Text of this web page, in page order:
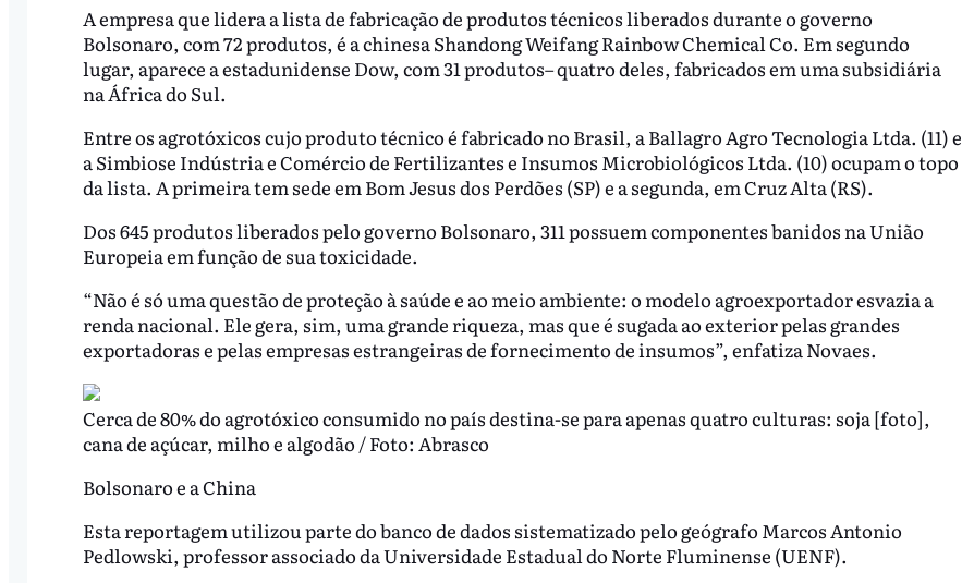
A empresa que lidera a lista de fabricação de produtos técnicos liberados durante o governo
Bolsonaro, com 72 produtos, é a chinesa Shandong Weifang Rainbow Chemical Co. Em segundo
lugar, aparece a estadunidense Dow, com 31 produtos– quatro deles, fabricados em uma subsidiária
na África do Sul.
Entre os agrotóxicos cujo produto técnico é fabricado no Brasil, a Ballagro Agro Tecnologia Ltda. (11) e
a Simbiose Indústria e Comércio de Fertilizantes e Insumos Microbiológicos Ltda. (10) ocupam o topo
da lista. A primeira tem sede em Bom Jesus dos Perdões (SP) e a segunda, em Cruz Alta (RS).
Dos 645 produtos liberados pelo governo Bolsonaro, 311 possuem componentes banidos na União
Europeia em função de sua toxicidade.
“Não é só uma questão de proteção à saúde e ao meio ambiente: o modelo agroexportador esvazia a
renda nacional. Ele gera, sim, uma grande riqueza, mas que é sugada ao exterior pelas grandes
exportadoras e pelas empresas estrangeiras de fornecimento de insumos”, enfatiza Novaes.
Cerca de 80% do agrotóxico consumido no país destina-se para apenas quatro culturas: soja [foto],
cana de açúcar, milho e algodão / Foto: Abrasco
Bolsonaro e a China
Esta reportagem utilizou parte do banco de dados sistematizado pelo geógrafo Marcos Antonio
Pedlowski, professor associado da Universidade Estadual do Norte Fluminense (UENF).